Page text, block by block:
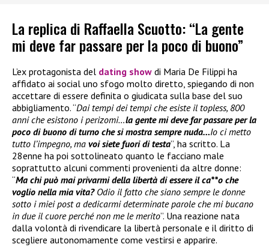
La replica di Raffaella Scuotto: “La gente
mi deve far passare per la poco di buono”
L’ex protagonista del dating show di Maria De Filippi ha
affidato ai social uno sfogo molto diretto, spiegando di non
accettare di essere definita o giudicata sulla base del suo
abbigliamento. “Dai tempi dei tempi che esiste il topless, 800
anni che esistono i perizomi…la gente mi deve far passare per la
poco di buono di turno che si mostra sempre nuda…Io ci metto
tutto l’impegno, ma voi siete fuori di testa”, ha scritto. La
28enne ha poi sottolineato quanto le facciano male
soprattutto alcuni commenti provenienti da altre donne:
“Ma chi può mai privarmi della libertà di essere il ca**o che
voglio nella mia vita? Odio il fatto che siano sempre le donne
sotto i miei post a dedicarmi determinate parole che mi bucano
in due il cuore perché non me le merito”. Una reazione nata
dalla volontà di rivendicare la libertà personale e il diritto di
scegliere autonomamente come vestirsi e apparire.